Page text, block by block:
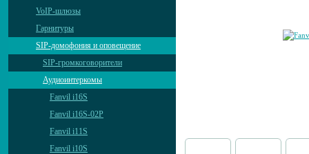
VoIP-шлюзы
Гарнитуры
SIP-домофония и оповещение
SIP-громкоговорители
Аудиоинтеркомы
Fanvil i16S
Fanvil i16S-02P
Fanvil i11S
Fanvil i10S